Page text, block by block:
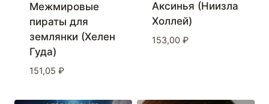
Межмировые
пираты для
землянки (Хелен
Гуда)
151,05 ₽
Аксинья (Ниизла
Холлей)
153,00 ₽